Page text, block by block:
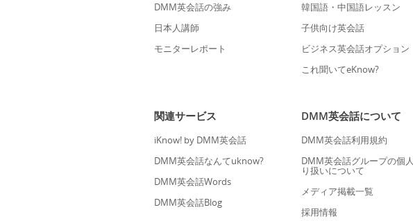
DMM英会話の強み
日本人講師
モニターレポート
韓国語・中国語レッスン
子供向け英会話
ビジネス英会話オプション
これ聞いてeKnow?
関連サービス
iKnow! by DMM英会話
DMM英会話なんてuknow?
DMM英会話Words
DMM英会話Blog
DMM英会話について
DMM英会話利用規約
DMM英会話グループの個
り扱いについて
メディア掲載一覧
採用情報